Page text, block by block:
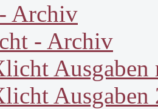
Archiv
- Archiv
Ausgaben
Ausgaben